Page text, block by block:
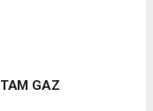
GAZ